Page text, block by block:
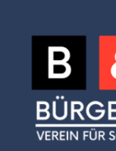
Inhalt
springen